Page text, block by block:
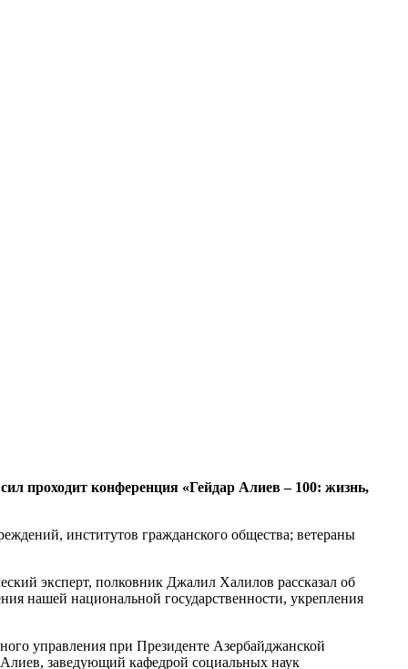
проходит конференция «Гейдар Алиев – 100: жизнь,
институтов гражданского общества; ветераны
эксперт, полковник Джалил Халилов рассказал об
нашей национальной государственности, укрепления
управления при Президенте Азербайджанской
заведующий кафедрой социальных наук